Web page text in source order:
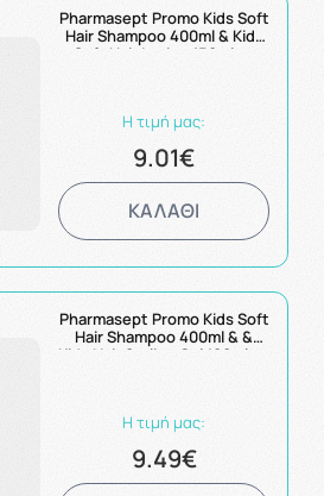
Pharmasept Promo Kids Soft
Hair Shampoo 400ml & Kids
Soft Hair Lotion 150ml με
Η τιμή μας:
9.01€
ΚΑΛΑΘΙ
Pharmasept Promo Kids Soft
Hair Shampoo 400ml & &
Kids Hair Styling Gel 100ml με
Η τιμή μας:
9.49€